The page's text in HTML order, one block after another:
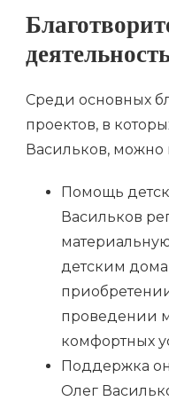
Среди основных
проектов, в
Васильков,
Помощь
Васильков
детским
проведении
комфортных
Поддержка
Олег